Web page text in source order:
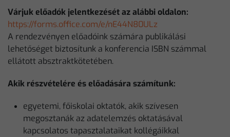
Várjuk előadók jelentkezését az alábbi oldalon:
https://forms.office.com/e/nE44N80ULz
A rendezvényen előadóink számára publikálási
lehetőséget biztosítunk a konferencia ISBN számmal
ellátott absztraktkötetében.
Akik részvételére és előadására számítunk:
egyetemi, főiskolai oktatók, akik szívesen
megosztanák az adatelemzés oktatásával
kapcsolatos tapasztalataikat kollégáikkal